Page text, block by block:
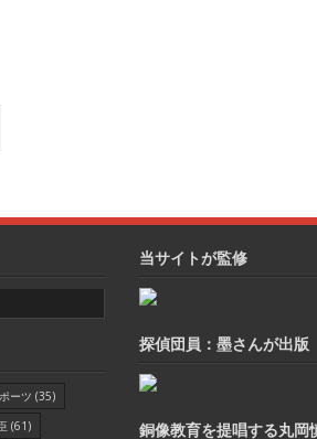
ーツ (35)
(61)
当サイトが監修
探偵団員：墨さんが出版
銅像教育を提唱する丸岡